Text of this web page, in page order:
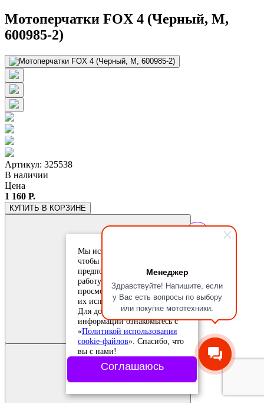
Менеджер
Здравствуйте! Напишите, если
у Вас есть вопросы по выбору
или покупке мототехники.
Мотоперчатки FOX 4 (Черный, M,
600985-2)
Артикул: 325538
В наличии
Цена
1 160 Р.
КУПИТЬ В КОРЗИНЕ
Добавить в
сравнение
Добавлено в
сравнение
Мы используем cookie-файлы,
чтобы учесть ваши
предпочтения и улучшить
работу сайта. Продолжая
просмотр, вы соглашаетесь с
их использованием.
Для дополнительной
информации ознакомьтесь с
«Политикой использования
cookie-файлов». Спасибо, что
вы с нами!
Соглашаюсь